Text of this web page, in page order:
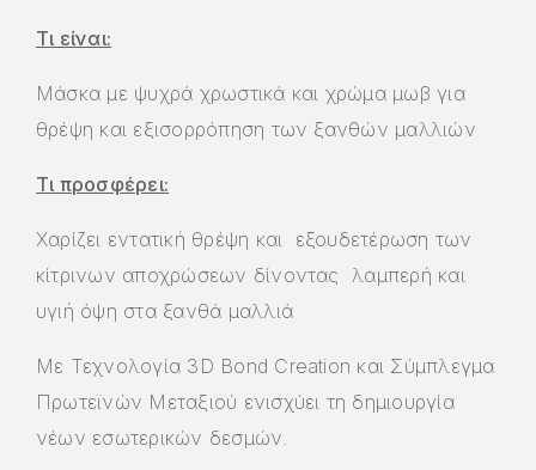
Τι είναι:
Μάσκα με ψυχρά χρωστικά και χρώμα μωβ για
θρέψη και εξισoρρόπηση των ξανθών μαλλιών
Τι προσφέρει:
Χαρίζει εντατική θρέψη και εξουδετέρωση των
κίτρινων αποχρώσεων δίνοντας λαμπερή και
υγιή όψη στα ξανθά μαλλιά
Με Τεχνολογία 3D Bond Creation και Σύμπλεγμα
Πρωτεϊνών Μεταξιού ενισχύει τη δημιουργία
νέων εσωτερικών δεσμών.